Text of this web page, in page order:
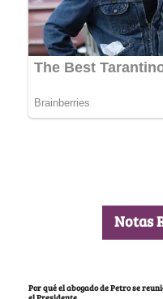
Notas
Por qué el abogado de Petro se